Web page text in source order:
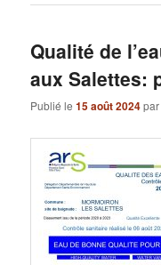
Qualité de
aux Salettes:
Publié le15 août 2024par